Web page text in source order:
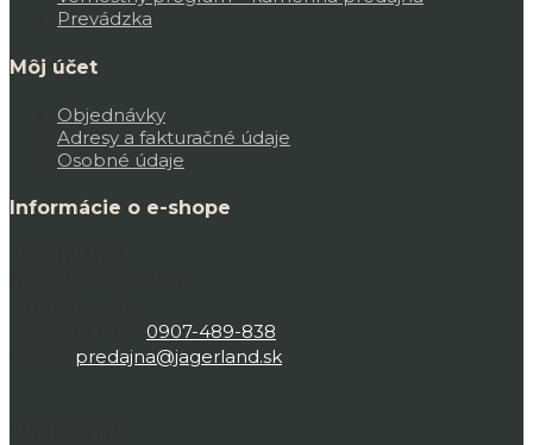
Prevádzka
Môj účet
Objednávky
Adresy a fakturačné údaje
Osobné údaje
Informácie o e-shope
0907-489-838
predajna@jagerland.sk